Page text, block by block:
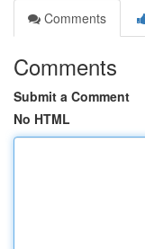
Comments
Comments
Submit a Comment
No HTML